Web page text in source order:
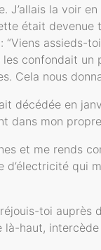
J’allais la voir
était
“Viens assieds-
confondait
Cela nous
décédée en
dans mon
et me rends
qui
toi auprès
haut,